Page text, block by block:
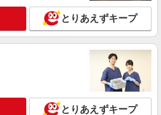
目指したい方必見！未経験でも日収
！看護助手
1550円〜2187円 ＜日払い有/週払い有/交
給(ガソリン代含む)＞
詳細を見る
とりあえずキープ
とりあえずキープ